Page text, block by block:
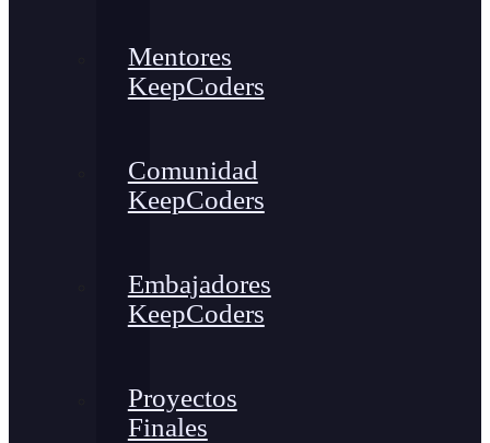
Mentores
KeepCoders
Comunidad
KeepCoders
Embajadores
KeepCoders
Proyectos
Finales